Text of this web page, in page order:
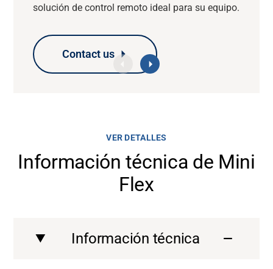
solución de control remoto ideal para su equipo.
Contact us
VER DETALLES
Información técnica de Mini
Flex
Información técnica